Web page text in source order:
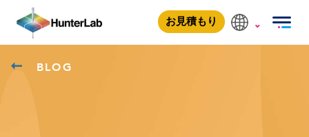
お見積もり
BLOG